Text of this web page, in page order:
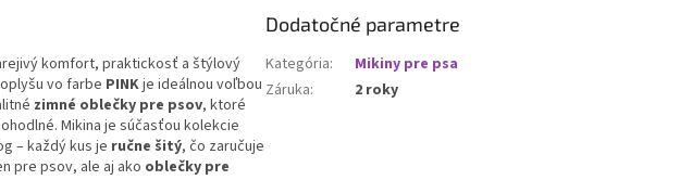
komfort, praktickosť a štýlový
vo farbe PINKje ideálnou voľbou
zimné oblečky pre psov, ktoré
Mikina je súčasťou kolekcie
– každý kus je ručne šitý, čo zaručuje
pre psov, ale aj ako oblečky pre
Dodatočné parametre
Kategória:
Mikiny pre psa
Záruka: 2 roky